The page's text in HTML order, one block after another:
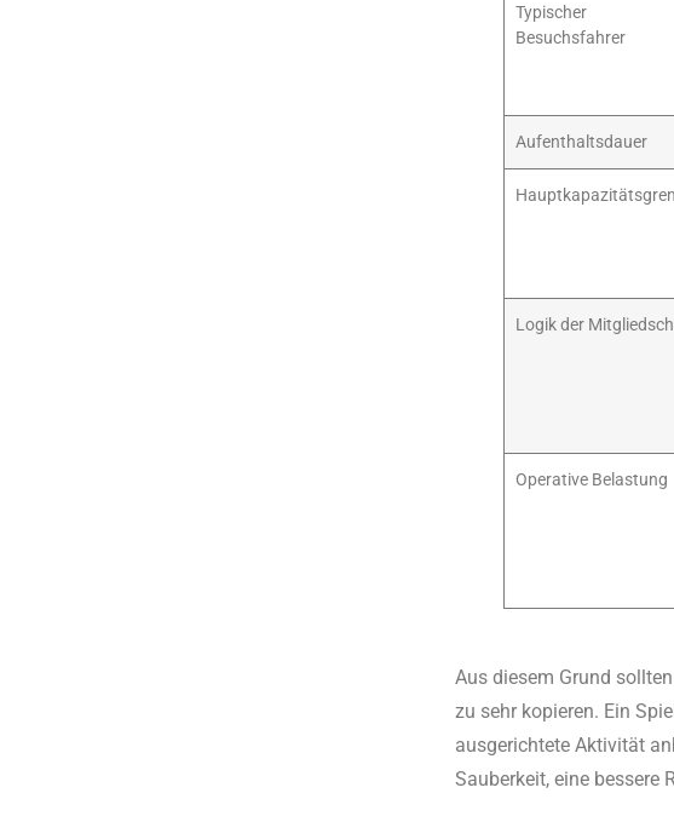
Typischer
Besuchsfahrer
Aufenthaltsdauer
Logik der
Operative Belastung
Aus diesem Grund
zu sehr kopieren. Ein
ausgerichtete Aktivität
Sauberkeit, eine